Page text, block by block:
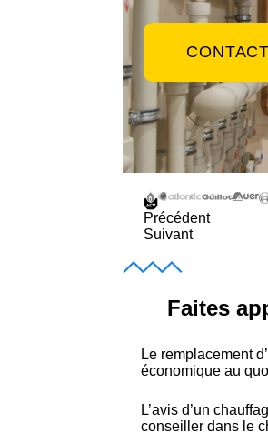
Précédent
Suivant
Faites
Le remplacement
économique au
L’avis d’un
conseiller dans le